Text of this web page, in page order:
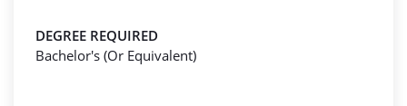
DEGREE REQUIRED
Bachelor's (Or Equivalent)